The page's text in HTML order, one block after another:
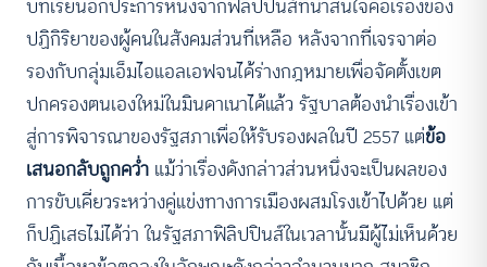
บทเรียนอีกประการหนึ่งจากฟิลิปปินส์ที่น่าสนใจคือเรื่องของ
ปฏิกิริยาของผู้คนในสังคมส่วนที่เหลือ หลังจากที่เจรจาต่อ
รองกับกลุ่มเอ็มไอแอลเอฟจนได้ร่างกฎหมายเพื่อจัดตั้งเขต
ปกครองตนเองใหม่ในมินดาเนาได้แล้ว รัฐบาลต้องนำเรื่องเข้า
สู่การพิจารณาของรัฐสภาเพื่อให้รับรองผลในปี 2557 แต่ข้อ
เสนอกลับถูกคว่ำ แม้ว่าเรื่องดังกล่าวส่วนหนึ่งจะเป็นผลของ
การขับเคี่ยวระหว่างคู่แข่งทางการเมืองผสมโรงเข้าไปด้วย แต่
ก็ปฏิเสธไม่ได้ว่า ในรัฐสภาฟิลิปปินส์ในเวลานั้นมีผู้ไม่เห็นด้วย